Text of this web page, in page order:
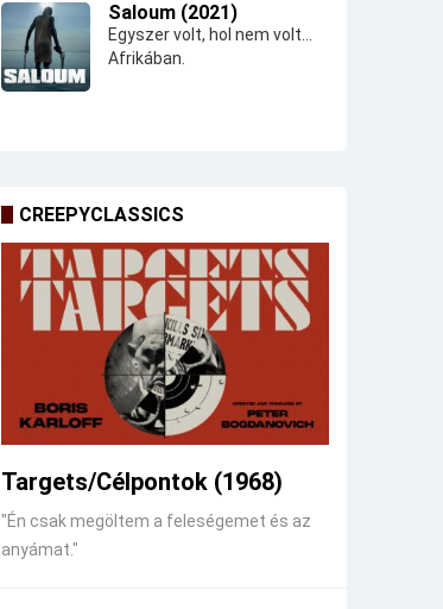
Saloum (2021)
Egyszer volt, hol nem volt...
Afrikában.
CREEPYCLASSICS
Targets/Célpontok (1968)
"Én csak megöltem a feleségemet és az
anyámat."